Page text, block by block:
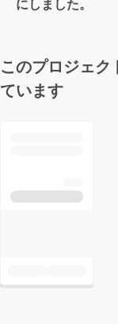
このプロジェク
ています